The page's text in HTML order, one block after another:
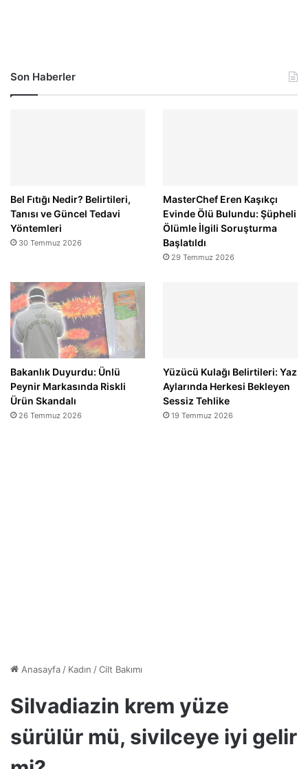
Son Haberler
Bel Fıtığı Nedir? Belirtileri,
Tanısı ve Güncel Tedavi
Yöntemleri
30 Temmuz 2026
MasterChef Eren Kaşıkçı
Evinde Ölü Bulundu: Şüpheli
Ölümle İlgili Soruşturma
Başlatıldı
29 Temmuz 2026
Bakanlık Duyurdu: Ünlü
Peynir Markasında Riskli
Ürün Skandalı
26 Temmuz 2026
Yüzücü Kulağı Belirtileri: Yaz
Aylarında Herkesi Bekleyen
Sessiz Tehlike
19 Temmuz 2026